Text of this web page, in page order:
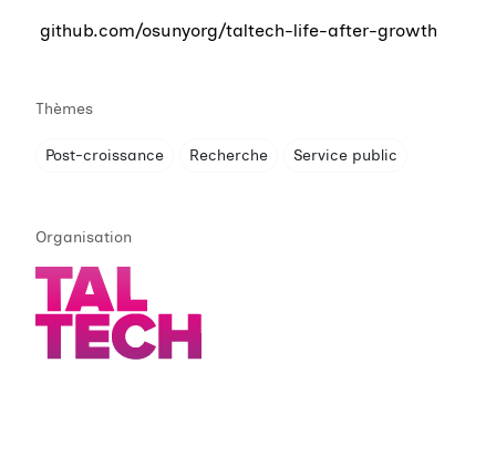
github.com/osunyorg/taltech-life-after-growth
Thèmes
Post-croissance Recherche Service public
Organisation